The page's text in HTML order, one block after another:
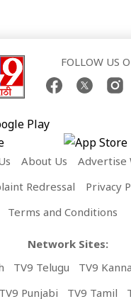
FOLLOW US
About Us
Advertise
Redressal
Privacy
Terms and Conditions
Network Sites:
TV9 Telugu TV9
TV9 Punjabi TV9 Tamil